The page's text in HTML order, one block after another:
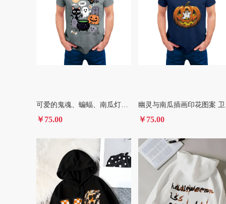
可爱的鬼魂、蝙蝠、南瓜灯和其他万圣节主题元素为特色插画印花图案 卫衣/T恤印花图案
￥75.00
幽
￥75.00